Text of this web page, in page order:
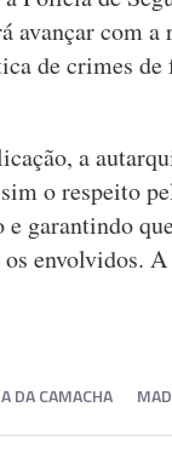
avançar com
de crimes
a
o respeito
garantindo
envolvidos. A
DA CAMACHA